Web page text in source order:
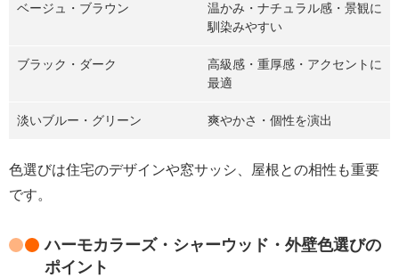
ベージュ・ブラウン
温かみ・ナチュラル感・景観に
馴染みやすい
ブラック・ダーク
高級感・重厚感・アクセントに
最適
淡いブルー・グリーン 爽やかさ・個性を演出
色選びは住宅のデザインや窓サッシ、屋根との相性も重要
です。
ハーモカラーズ・シャーウッド・外壁色選びの
ポイント